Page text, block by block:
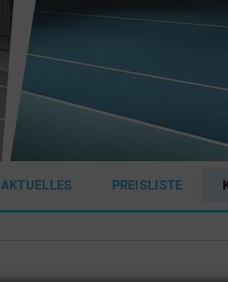
AKTUELLES PREISLISTE